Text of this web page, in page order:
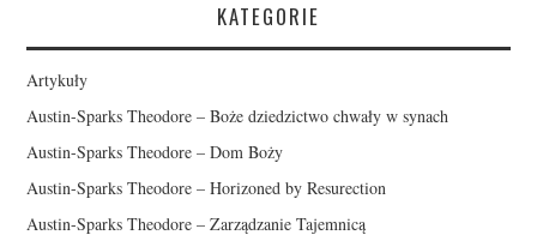
KATEGORIE
Artykuły
Austin-Sparks Theodore – Boże dziedzictwo chwały w synach
Austin-Sparks Theodore – Dom Boży
Austin-Sparks Theodore – Horizoned by Resurection
Austin-Sparks Theodore – Zarządzanie Tajemnicą